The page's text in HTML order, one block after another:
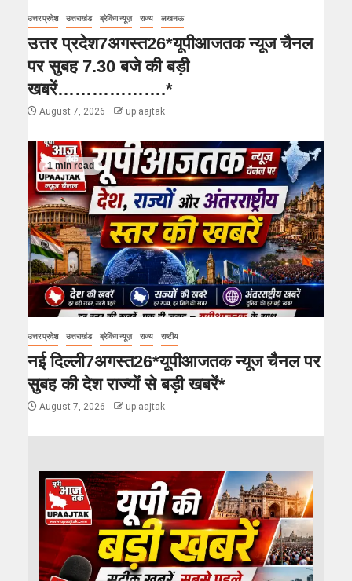
उत्तर प्रदेश उत्तराखंड ब्रेकिंग न्यूज़ राज्य लखनऊ
उत्तर प्रदेश7अगस्त26*यूपीआजतक न्यूज चैनल
पर सुबह 7.30 बजे की बड़ी
खबरें……………….*
August 7, 2026 up aajtak
1 min read
उत्तर प्रदेश उत्तराखंड ब्रेकिंग न्यूज़ राज्य राष्टीय
नई दिल्ली7अगस्त26*यूपीआजतक न्यूज चैनल पर
सुबह की देश राज्यों से बड़ी खबरें*
August 7, 2026 up aajtak